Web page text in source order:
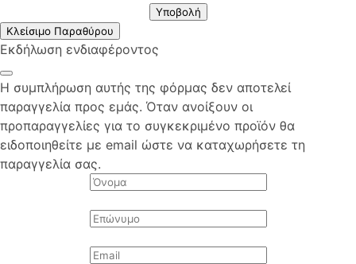
Υποβολή
Κλείσιμο Παραθύρου
Εκδήλωση ενδιαφέροντος
Η συμπλήρωση αυτής της φόρμας δεν αποτελεί
παραγγελία προς εμάς. Όταν ανοίξουν οι
προπαραγγελίες για το συγκεκριμένο προϊόν θα
ειδοποιηθείτε με email ώστε να καταχωρήσετε τη
παραγγελία σας.